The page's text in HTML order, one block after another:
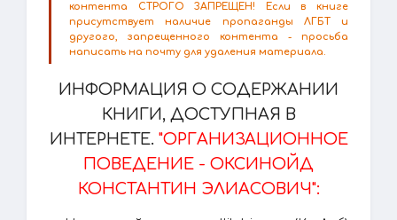
контента СТРОГО ЗАПРЕЩЕН! Если в книге
присутствует наличие пропаганды ЛГБТ и
другого, запрещенного контента - просьба
написать на почту для удаления материала.
ИНФОРМАЦИЯ О СОДЕРЖАНИИ
КНИГИ, ДОСТУПНАЯ В
ИНТЕРНЕТЕ. "ОРГАНИЗАЦИОННОЕ
ПОВЕДЕНИЕ - ОКСИНОЙД
КОНСТАНТИН ЭЛИАСОВИЧ":